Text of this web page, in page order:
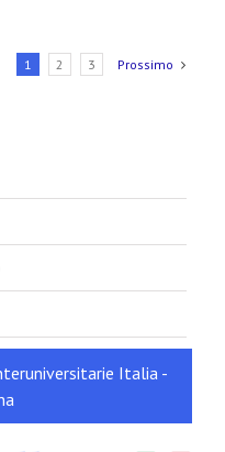
1 2 3 Prossimo
Italia -